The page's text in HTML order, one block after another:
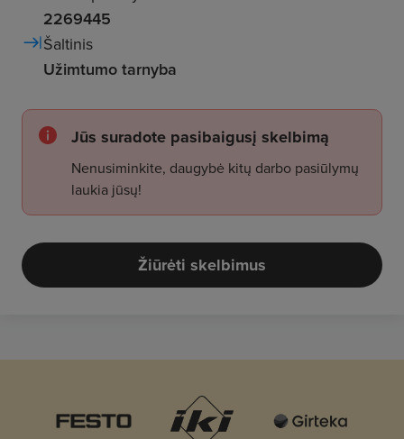
2269445
Šaltinis
Užimtumo tarnyba
Jūs suradote pasibaigusį skelbimą
Nenusiminkite, daugybė kitų darbo pasiūlymų
laukia jūsų!
Žiūrėti skelbimus